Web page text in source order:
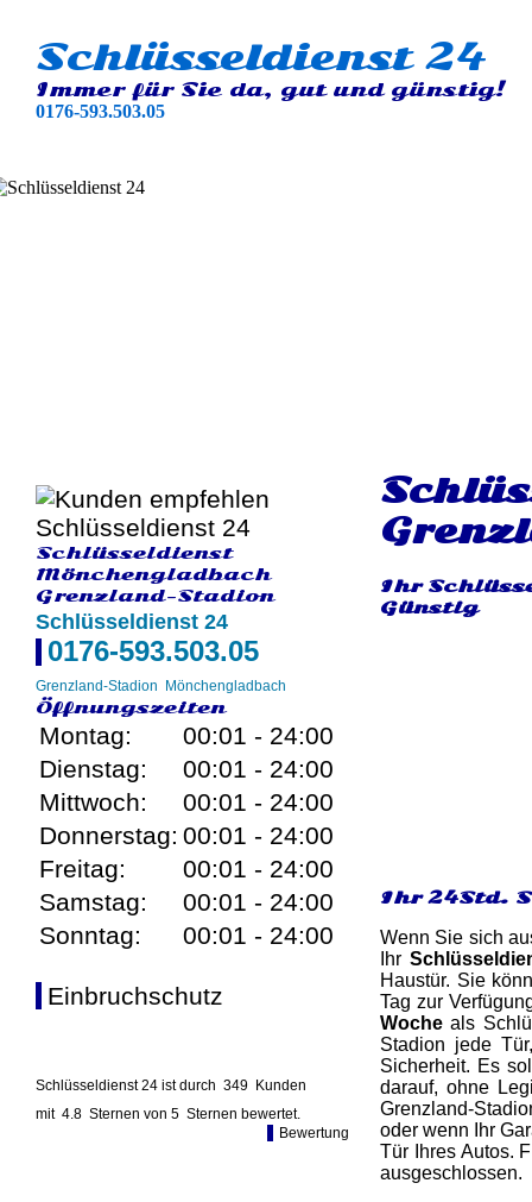
Schlüsseldienst 24
Immer für Sie da, gut und günstig!
0176-593.503.05
Schlüsseldienst
Mönchengladbach
Grenzland-Stadion
Schlüsseldienst 24
0176-593.503.05
Grenzland-Stadion Mönchengladbach
Öffnungszeiten
Montag:
00:01 - 24:00
Dienstag:
00:01 - 24:00
Mittwoch:
00:01 - 24:00
Donnerstag: 00:01 - 24:00
Freitag:
00:01 - 24:00
Samstag:
00:01 - 24:00
Sonntag:
00:01 - 24:00
Einbruchschutz
Schlüsseldienst 24 ist durch 349 Kunden
mit 4.8 Sternen von 5 Sternen bewertet.
Bewertung
Ihr
Günstig
Ihr 24Std.
Wenn Sie sich
Ihr
Haustür. Sie
Tag zur
Woche als
Stadion jede
Sicherheit. Es
darauf, ohne
Grenzland-
oder wenn Ihr
Tür Ihres Autos.
ausgeschlossen.